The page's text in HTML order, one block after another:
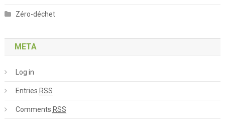
Zéro-déchet
META
Log in
Entries RSS
Comments RSS